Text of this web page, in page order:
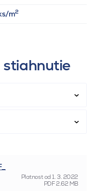
m2
stiahnutie
Platnost od1. 3. 2022
PDF2.62 MB